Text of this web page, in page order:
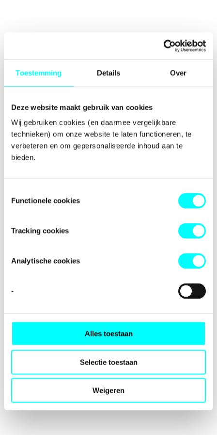
Toestemming Details Over
Deze website maakt gebruik van cookies
Wij gebruiken cookies (en daarmee vergelijkbare
technieken) om onze website te laten functioneren, te
verbeteren en om gepersonaliseerde inhoud aan te
bieden.
Functionele cookies
Tracking cookies
Analytische cookies
-
Alles toestaan
Selectie toestaan
Weigeren
-side exception has occurred while
browser consolefor